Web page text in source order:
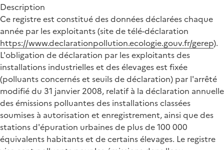
Description
Ce registre est constitué des données déclarées chaque
année par les exploitants (site de télé-déclaration
https://www.declarationpollution.ecologie.gouv.fr/gerep).
L'obligation de déclaration par les exploitants des
installations industrielles et des élevages est fixée
(polluants concernés et seuils de déclaration) par l'arrêté
modifié du 31 janvier 2008, relatif à la déclaration annuelle
des émissions polluantes des installations classées
soumises à autorisation et enregistrement, ainsi que des
stations d'épuration urbaines de plus de 100 000
équivalents habitants et de certains élevages. Le registre